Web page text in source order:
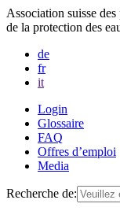
Association suisse
de la protection des
de
fr
it
Login
Glossaire
FAQ
Offres d’emploi
Media
Recherche de: